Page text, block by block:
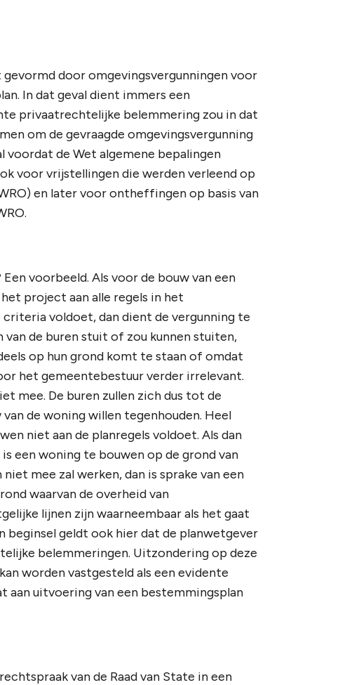
door omgevingsvergunningen voor
In dat geval dient immers een
privaatrechtelijke belemmering zou in dat
om de gevraagde omgevingsvergunning
voordat de Wet algemene bepalingen
voor vrijstellingen die werden verleend op
en later voor ontheffingen op basis van
voorbeeld. Als voor de bouw van een
project aan alle regels in het
voldoet, dan dient de vergunning te
de buren stuit of zou kunnen stuiten,
op hun grond komt te staan of omdat
het gemeentebestuur verder irrelevant.
mee. De buren zullen zich dus tot de
de woning willen tegenhouden. Heel
niet aan de planregels voldoet. Als dan
een woning te bouwen op de grond van
mee zal werken, dan is sprake van een
waarvan de overheid van
lijnen zijn waarneembaar als het gaat
beginsel geldt ook hier dat de planwetgever
belemmeringen. Uitzondering op deze
worden vastgesteld als een evidente
uitvoering van een bestemmingsplan
van de Raad van State in een